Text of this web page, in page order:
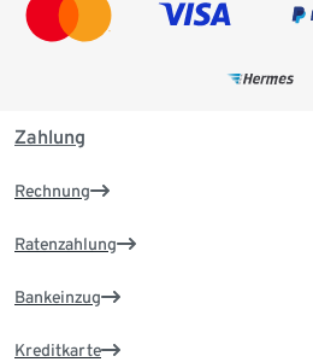
Zahlung
Rechnung
Ratenzahlung
Bankeinzug
Kreditkarte